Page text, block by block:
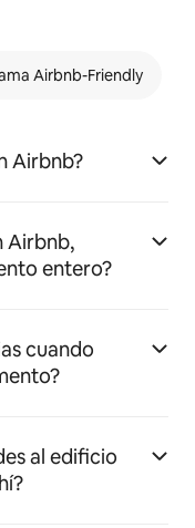
Airbnb-Friendly
Airbnb?
Airbnb,
entero?
cuando
al edificio